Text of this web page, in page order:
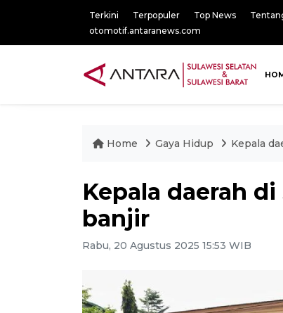
Terkini Terpopuler Top News
otomotif.antaranews.com
Home Gaya Hidup Kepala
Kepala daerah
banjir
Rabu, 20 Agustus 2025 15:53 WIB